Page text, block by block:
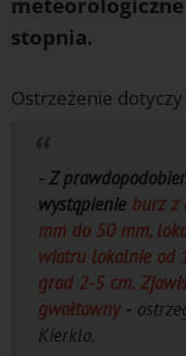
stopnia.
Ostrzeżenie
- Z
wystąpienie burz z
mm do 50 mm,
wiatru lokalnie od
grad 2-5 cm.
gwałtowny-
Kierklo.